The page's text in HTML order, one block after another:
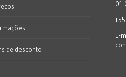
de desconto
E-